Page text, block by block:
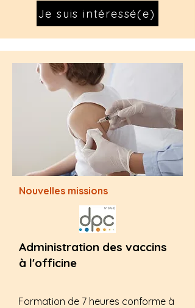
Je suis intéressé(e)
Nouvelles missions
Administration des vaccins
à l'officine
Formation de 7 heures conforme à